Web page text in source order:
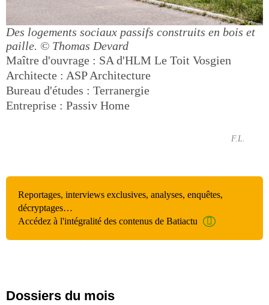
Des logements sociaux passifs construits en bois et
paille. © Thomas Devard
Maître d'ouvrage : SA d'HLM Le Toit Vosgien
Architecte : ASP Architecture
Bureau d'études : Terranergie
Entreprise : Passiv Home
F.L.
Reportages, interviews exclusives, analyses, enquêtes,
décryptages…
Accédez à l'intégralité des contenus de Batiactu
Dossiers du mois